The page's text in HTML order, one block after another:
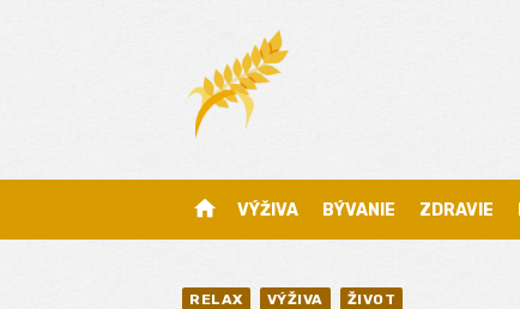
home VÝŽIVA BÝVANIE ZDRAVIE
RELAX VÝŽIVA ŽIVOT